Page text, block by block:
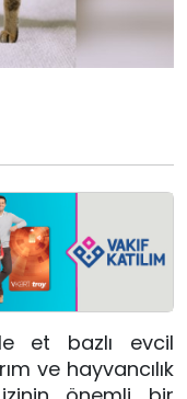
et bazlı evcil
ve hayvancılık